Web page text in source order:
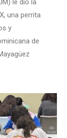
le dio la
una perrita
y
de